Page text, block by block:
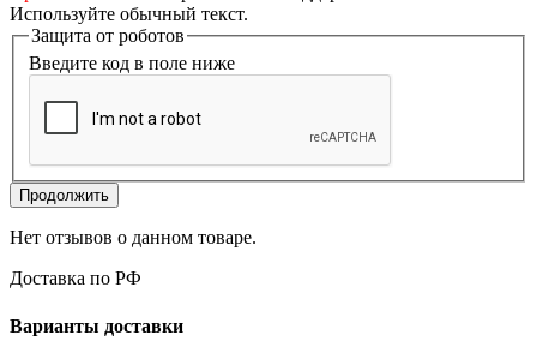
Используйте обычный текст.
Защита от роботов
Введите код в поле ниже
Продолжить
Нет отзывов о данном товаре.
Доставка по РФ
Варианты доставки